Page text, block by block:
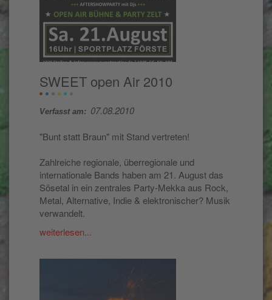
SWEET open Air 2010
Verfasst am: 07.08.2010
"Bunt statt Braun" mit Stand vertreten!
Zahlreiche regionale, überregionale und
internationale Bands haben am 21. August das
Sösetal in ein zentrales Party-Mekka aus Rock,
Metal, Alternative, Indie & elektronischer? Musik
verwandelt.
weiterlesen...